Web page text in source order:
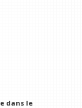
dans le